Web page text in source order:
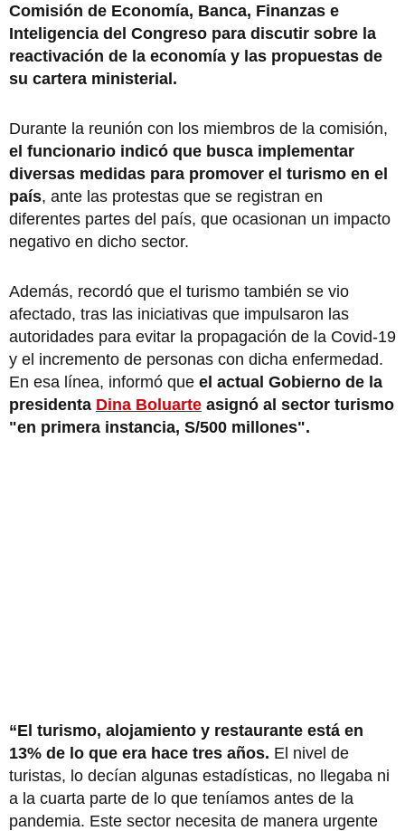
Comisión de Economía, Banca, Finanzas e
Inteligencia del Congreso para discutir sobre la
reactivación de la economía y las propuestas de
su cartera ministerial.
Durante la reunión con los miembros de la comisión,
el funcionario indicó que busca implementar
diversas medidas para promover el turismo en el
país, ante las protestas que se registran en
diferentes partes del país, que ocasionan un impacto
negativo en dicho sector.
Además, recordó que el turismo también se vio
afectado, tras las iniciativas que impulsaron las
autoridades para evitar la propagación de la Covid-19
y el incremento de personas con dicha enfermedad.
En esa línea, informó que el actual Gobierno de la
presidenta Dina Boluarte asignó al sector turismo
"en primera instancia, S/500 millones".
“El turismo, alojamiento y restaurante está en
13% de lo que era hace tres años. El nivel de
turistas, lo decían algunas estadísticas, no llegaba ni
a la cuarta parte de lo que teníamos antes de la
pandemia. Este sector necesita de manera urgente